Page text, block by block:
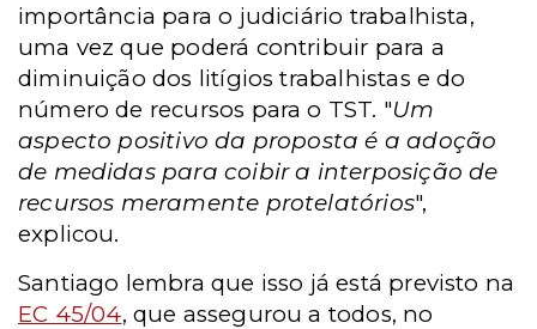
importância para o judiciário trabalhista,
uma vez que poderá contribuir para a
diminuição dos litígios trabalhistas e do
número de recursos para o TST. "Um
aspecto positivo da proposta é a adoção
de medidas para coibir a interposição de
recursos meramente protelatórios",
explicou.
Santiago lembra que isso já está previsto na
EC 45/04, que assegurou a todos, no